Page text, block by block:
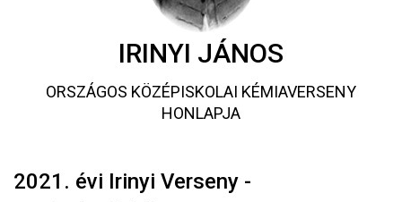
IRINYI JÁNOS
ORSZÁGOS KÖZÉPISKOLAI KÉMIAVERSENY
HONLAPJA
2021. évi Irinyi Verseny -